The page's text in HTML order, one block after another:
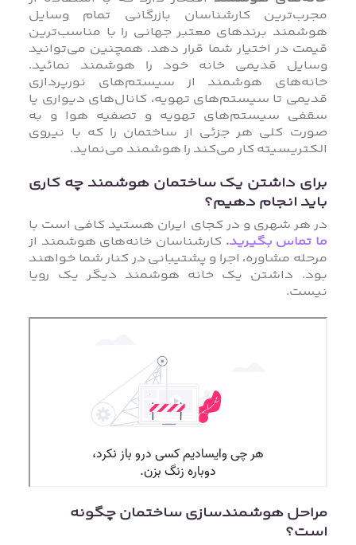
مجرب‌ترین کارشناسان بازرگانی تمام وسایل
هوشمند برندهای معتبر جهانی را با مناسب‌ترین
قیمت در اختیار شما قرار دهد. همچنین می‌توانید
وسایل قدیمی خانه خود را هوشمند نمائید.
خانه‌های هوشمند از سیستم‌های نورپردازی
قدیمی تا سیستم‌های تهویه، کانال‌های دیواری یا
سقفی سیستم‌های تهویه و تصفیه هوا و به
صورت کلی هر جزئی از ساختمان را که با نیروی
الکتریسیته کار می‌کند را هوشمند می‌نماید.
برای داشتن یک ساختمان هوشمند چه کاری
باید انجام دهیم؟
در هر شهری و در کجای ایران هستید کافی است با
ما تماس بگیرید. کارشناسان خانه‌های هوشمند از
مرحله مشاوره، اجرا و پشتیبانی در کنار شما خواهند
بود. داشتن یک خانه هوشمند دیگر یک رویا
نیست.
مراحل هوشمندسازی ساختمان چگونه
است؟